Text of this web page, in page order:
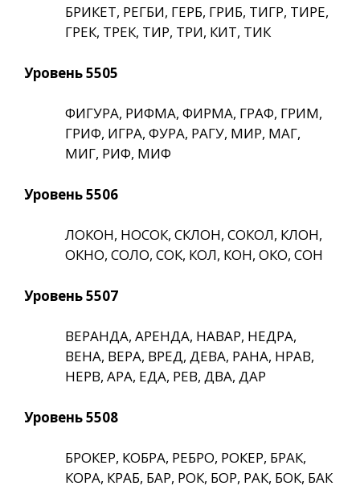
БРИКЕТ, РЕГБИ, ГЕРБ, ГРИБ, ТИГР, ТИРЕ,
ГРЕК, ТРЕК, ТИР, ТРИ, КИТ, ТИК
Уровень 5505
ФИГУРА, РИФМА, ФИРМА, ГРАФ, ГРИМ,
ГРИФ, ИГРА, ФУРА, РАГУ, МИР, МАГ,
МИГ, РИФ, МИФ
Уровень 5506
ЛОКОН, НОСОК, СКЛОН, СОКОЛ, КЛОН,
ОКНО, СОЛО, СОК, КОЛ, КОН, ОКО, СОН
Уровень 5507
ВЕРАНДА, АРЕНДА, НАВАР, НЕДРА,
ВЕНА, ВЕРА, ВРЕД, ДЕВА, РАНА, НРАВ,
НЕРВ, АРА, ЕДА, РЕВ, ДВА, ДАР
Уровень 5508
БРОКЕР, КОБРА, РЕБРО, РОКЕР, БРАК,
КОРА, КРАБ, БАР, РОК, БОР, РАК, БОК, БАК